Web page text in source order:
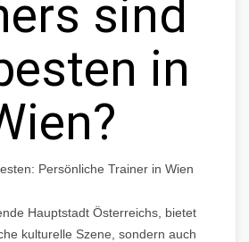
sind
in
Persönliche Trainer in Wien
Hauptstadt Österreichs, bietet
kulturelle Szene, sondern auch